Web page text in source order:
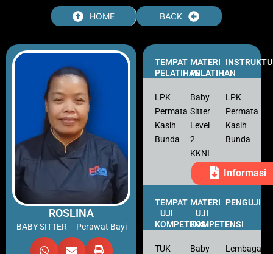
HOME BACK
ROSLINA
BABY SITTER – Perawat Bayi
TEMPAT
PELATIHAN
MATERI
PELATIHAN
LPK
Permata
Kasih
Bunda
Baby
Sitter
Level
2
KKNI
LPK
Permata
Kasih
Bunda
Informasi
TEMPAT
UJI
KOMPETENSI
MATERI
UJI
KOMPETENSI
PENGUJI
TUK
Baby
Lembaga